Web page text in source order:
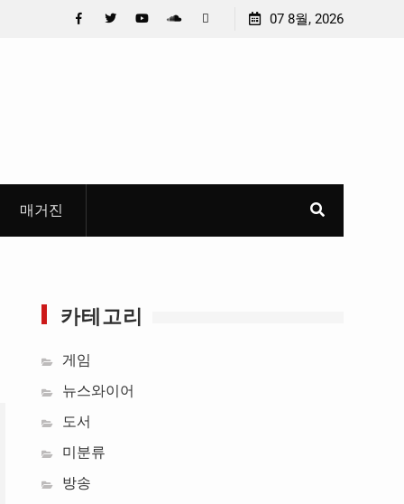
종 6편 선정
중요 메일메일 제목정준호 의원, 축구협회 슬그
07 8월, 2026
매거진
카테고리
게임
뉴스와이어
도서
미분류
방송